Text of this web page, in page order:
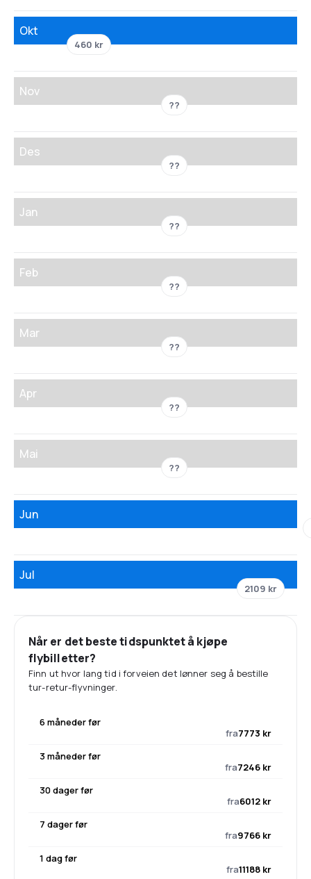
Okt
460 kr
Nov
??
Des
??
Jan
??
Feb
??
Mar
??
Apr
??
Mai
??
Jun
Jul
2109 kr
Når er det beste tidspunktet å kjøpe
flybilletter?
Finn ut hvor lang tid i forveien det lønner seg å bestille
tur-retur-flyvninger.
6 måneder før
fra7773 kr
3 måneder før
fra7246 kr
30 dager før
fra6012 kr
7 dager før
fra9766 kr
1 dag før
fra11188 kr